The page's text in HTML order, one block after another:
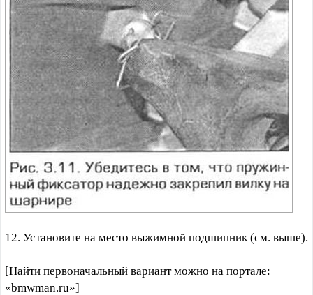
12. Установите на место выжимной подшипник (см. выше).
[Найти первоначальный вариант можно на портале:
«bmwman.ru»]